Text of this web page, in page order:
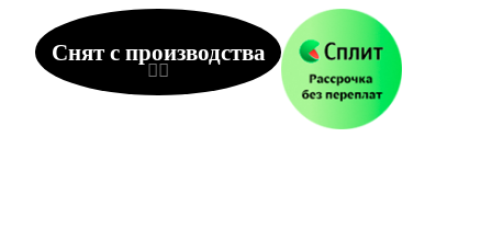
Снят с производства